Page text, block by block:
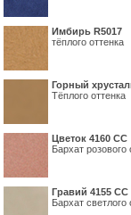
Имбирь R5017
тёплого оттенка
Горный
Тёплого оттенка
Цветок 4160 СС
Бархат розового
Гравий 4155 СС
Бархат светлого